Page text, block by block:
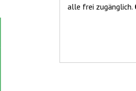
alle frei zugänglich.